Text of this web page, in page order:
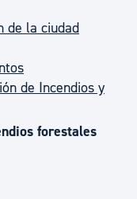
de la ciudad
de Incendios y
forestales